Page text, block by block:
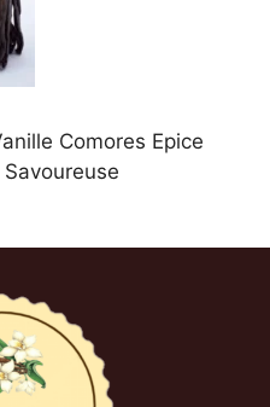
Comores Epice